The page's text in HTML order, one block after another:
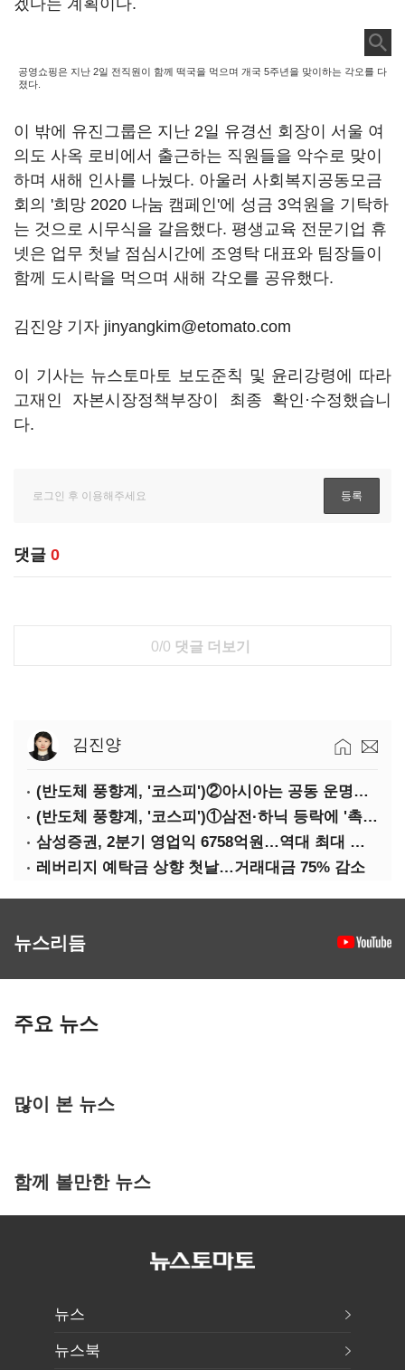
겠다는 계획이다.
공영쇼핑은 지난 2일 전직원이 함께 떡국을 먹으며 개국 5주년을 맞이하는 각오를 다
졌다.
이 밖에 유진그룹은 지난 2일 유경선 회장이 서울 여
의도 사옥 로비에서 출근하는 직원들을 악수로 맞이
하며 새해 인사를 나눴다. 아울러 사회복지공동모금
회의 '희망 2020 나눔 캠페인'에 성금 3억원을 기탁하
는 것으로 시무식을 갈음했다. 평생교육 전문기업 휴
넷은 업무 첫날 점심시간에 조영탁 대표와 팀장들이
함께 도시락을 먹으며 새해 각오를 공유했다.
김진양 기자 jinyangkim@etomato.com
이 기사는 뉴스토마토 보도준칙 및 윤리강령에 따라
고재인 자본시장정책부장이 최종 확인·수정했습니
다.
댓글 0
0/0 댓글 더보기
김진양
(반도체 풍향계, '코스피')②아시아는 공동 운명체?…일본·대만도 '동반 출렁'
(반도체 풍향계, '코스피')①삼전·하닉 등락에 '촉각'…코스피·나스닥 '한 몸'
삼성증권, 2분기 영업익 6758억원…역대 최대 경신
레버리지 예탁금 상향 첫날…거래대금 75% 감소
뉴스리듬
주요 뉴스
많이 본 뉴스
함께 볼만한 뉴스
뉴스
뉴스북